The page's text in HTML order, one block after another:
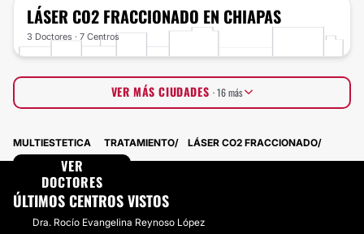
LÁSER CO2 FRACCIONADO EN CHIAPAS
3 Doctores · 7 Centros
Querétaro 6 Doctores · 4 Centros
Chihuahua 5 Doctores · 4 Centros
Baja California
Yucatán
Tamaulipas
Sinaloa
VER MÁS CIUDADES · 16 más
VER
DOCTORES
MULTIESTETICA TRATAMIENTO LÁSER CO2 FRACCIONADO
ÚLTIMOS CENTROS VISTOS
Dra. Rocío Evangelina Reynoso López